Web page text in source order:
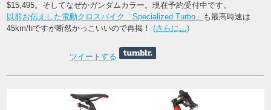
$15,495。そしてなぜかガンダムカラー。現在予約受付中です。
以前お伝えした電動クロスバイク「Specialized Turbo」 も最高時速は
45km/hですが断然かっこいいので再掲！(さらに…)
ツイートする